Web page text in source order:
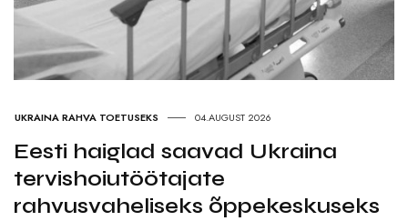
UKRAINA RAHVA TOETUSEKS 04.AUGUST 2026
Eesti haiglad saavad Ukraina
tervishoiutöötajate
rahvusvaheliseks õppekeskuseks